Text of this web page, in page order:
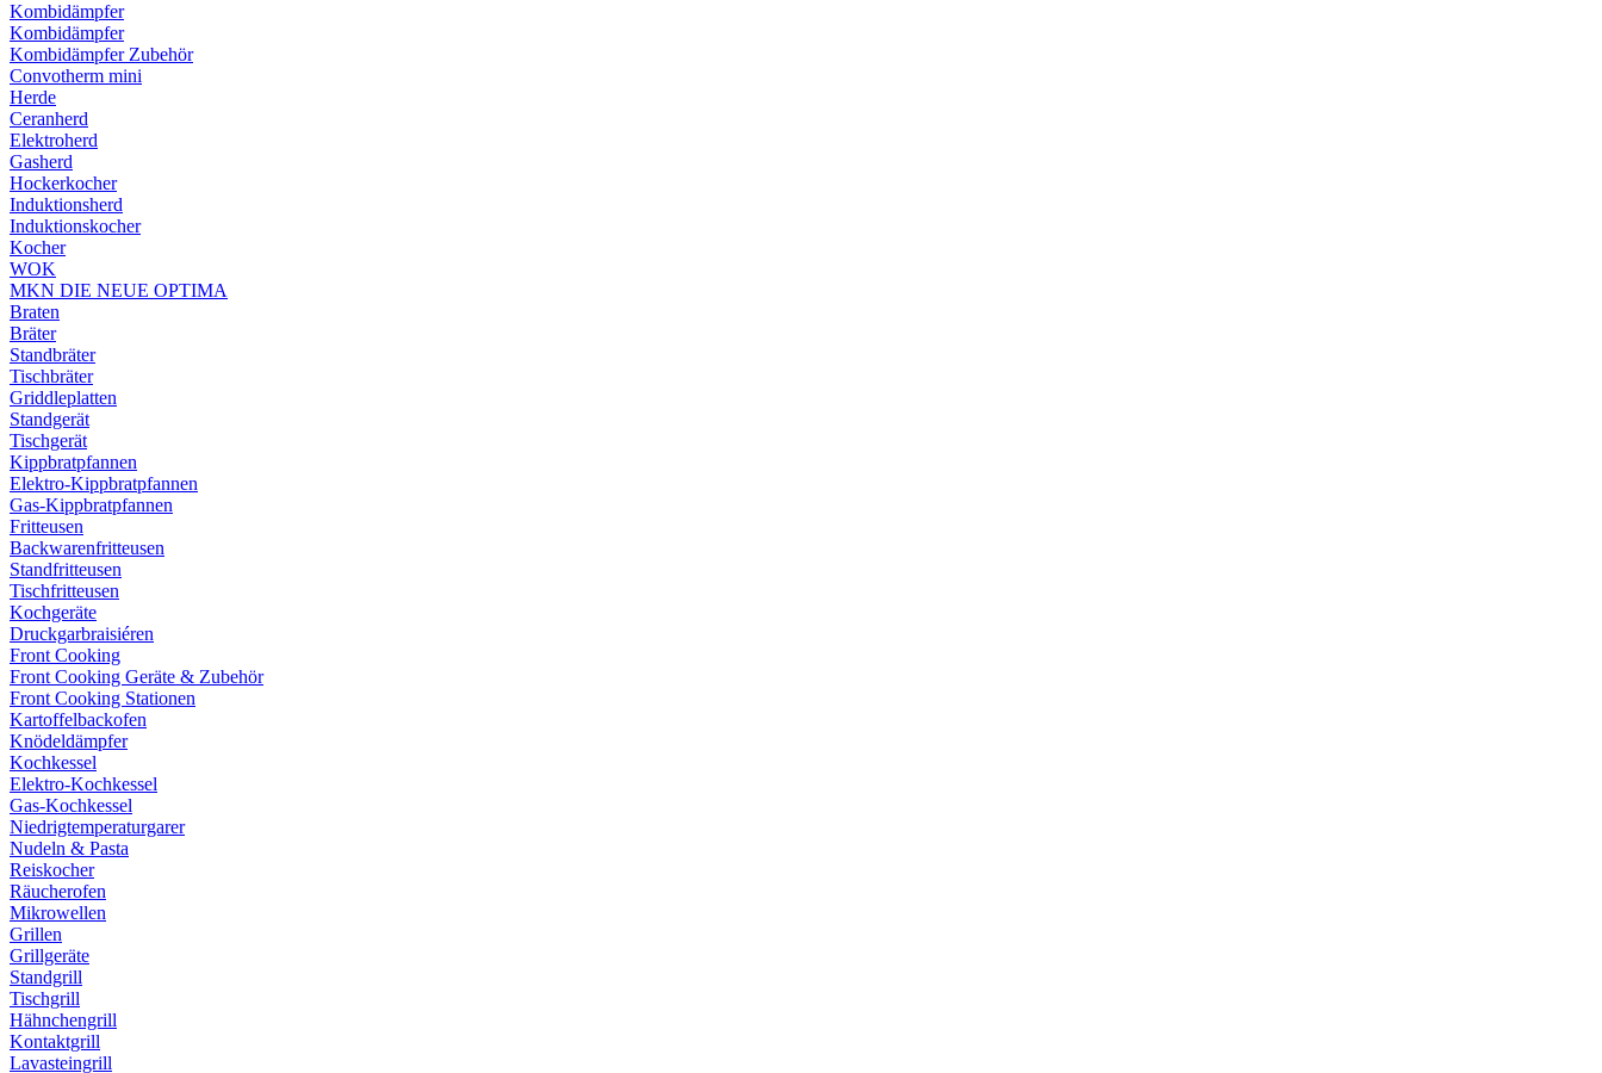
Kombidämpfer
Kombidämpfer
Kombidämpfer Zubehör
Convotherm mini
Herde
Ceranherd
Elektroherd
Gasherd
Hockerkocher
Induktionsherd
Induktionskocher
Kocher
WOK
MKN DIE NEUE OPTIMA
Braten
Bräter
Standbräter
Tischbräter
Griddleplatten
Standgerät
Tischgerät
Kippbratpfannen
Elektro-Kippbratpfannen
Gas-Kippbratpfannen
Fritteusen
Backwarenfritteusen
Standfritteusen
Tischfritteusen
Kochgeräte
Druckgarbraisiéren
Front Cooking
Front Cooking Geräte & Zubehör
Front Cooking Stationen
Kartoffelbackofen
Knödeldämpfer
Kochkessel
Elektro-Kochkessel
Gas-Kochkessel
Niedrigtemperaturgarer
Nudeln & Pasta
Reiskocher
Räucherofen
Mikrowellen
Grillen
Grillgeräte
Standgrill
Tischgrill
Hähnchengrill
Kontaktgrill
Lavasteingrill